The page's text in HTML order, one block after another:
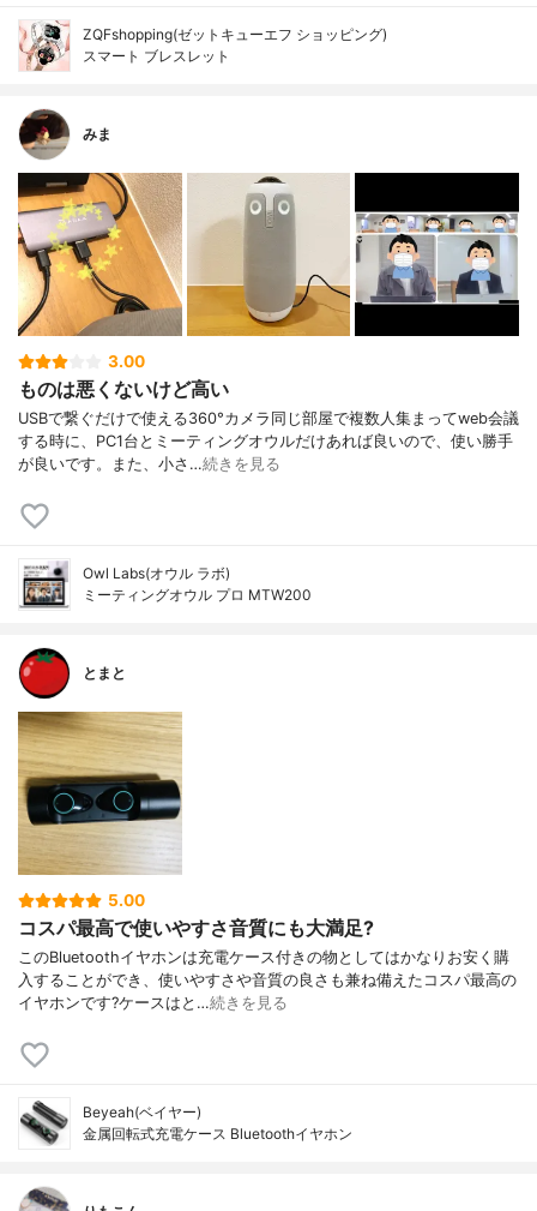
ZQFshopping(ゼットキューエフ ショッピング)
スマート ブレスレット
みま
3.00
ものは悪くないけど高い
USBで繋ぐだけで使える360°カメラ同じ部屋で複数人集まってweb会議
する時に、PC1台とミーティングオウルだけあれば良いので、使い勝手
が良いです。また、小さ…続きを見る
Owl Labs(オウル ラボ)
ミーティングオウル プロ MTW200
とまと
5.00
コスパ最高で使いやすさ音質にも大満足?
このBluetoothイヤホンは充電ケース付きの物としてはかなりお安く購
入することができ、使いやすさや音質の良さも兼ね備えたコスパ最高の
イヤホンです?ケースはと…続きを見る
Beyeah(ベイヤー)
金属回転式充電ケース Bluetoothイヤホン